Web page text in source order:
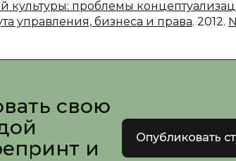
культуры: проблемы
управления, бизнеса и права. 2012.
свою
и
Опубликовать